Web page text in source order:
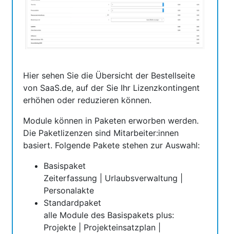
Hier sehen Sie die Übersicht der Bestellseite
von SaaS.de, auf der Sie Ihr Lizenzkontingent
erhöhen oder reduzieren können.
Module können in Paketen erworben werden.
Die Paketlizenzen sind Mitarbeiter:innen
basiert. Folgende Pakete stehen zur Auswahl:
Basispaket
Zeiterfassung | Urlaubsverwaltung |
Personalakte
Standardpaket
alle Module des Basispakets plus:
Projekte | Projekteinsatzplan |